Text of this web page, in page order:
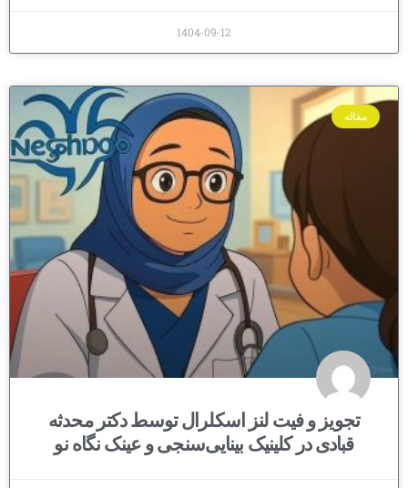
1404-09-12
مقاله
تجویز و فیت لنز اسکلرال توسط دکتر محدثه
قبادی در کلینیک بینایی‌سنجی و عینک نگاه نو